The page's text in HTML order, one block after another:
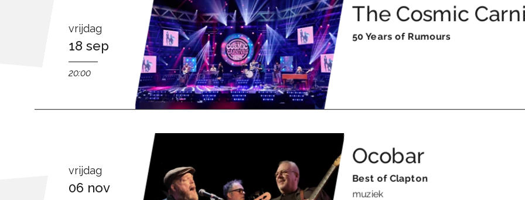
vrijdag
18 sep
20:00
The Cosmic
50 Years of Rumours
vrijdag
06 nov
Ocobar
Best of Clapton
muziek